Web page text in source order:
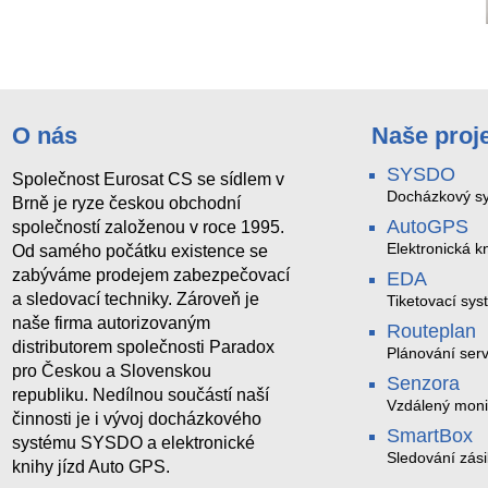
O nás
Společnost Eurosat CS se sídlem v
Brně je ryze českou obchodní
společností založenou v roce 1995.
Od samého počátku existence se
zabýváme prodejem zabezpečovací
a sledovací techniky. Zároveň je
naše firma autorizovaným
distributorem společnosti Paradox
pro Českou a Slovenskou
republiku. Nedílnou součástí naší
činnosti je i vývoj docházkového
systému SYSDO a elektronické
knihy jízd Auto GPS.
Naše
SYSDO
Docházkový
AutoGPS
Elektronická
EDA
Tiketovací
Routeplan
Plánování
Senzora
Vzdálený
SmartBox
Sledování